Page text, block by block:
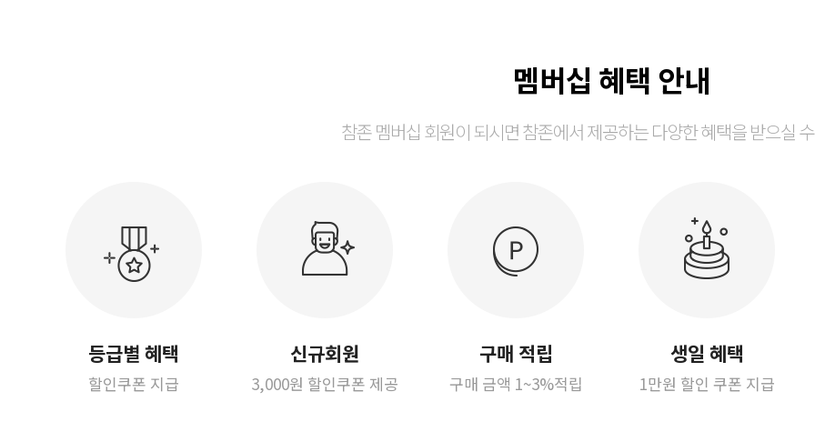
멤버십 혜택 안내
참존 멤버십 회원이 되시면 참존에서 제공하는 다양한 혜택을 받으실
등급별 혜택
할인쿠폰 지급
신규회원
3,000원 할인쿠폰 제공
구매 적립
구매 금액 1~3%적립
생일 혜택
1만원 할인 쿠폰 지급